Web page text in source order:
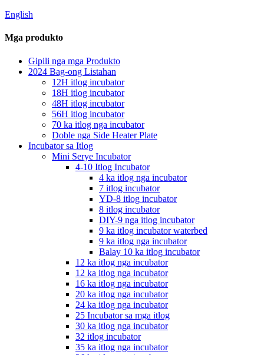
English
Mga produkto
Gipili nga mga Produkto
2024 Bag-ong Listahan
12H itlog incubator
18H itlog incubator
48H itlog incubator
56H itlog incubator
70 ka itlog nga incubator
Doble nga Side Heater Plate
Incubator sa Itlog
Mini Serye Incubator
4-10 Itlog Incubator
4 ka itlog nga incubator
7 itlog incubator
YD-8 itlog incubator
8 itlog incubator
DIY-9 nga itlog incubator
9 ka itlog incubator waterbed
9 ka itlog nga incubator
Balay 10 ka itlog incubator
12 ka itlog nga incubator
12 ka itlog nga incubator
16 ka itlog nga incubator
20 ka itlog nga incubator
24 ka itlog nga incubator
25 Incubator sa mga itlog
30 ka itlog nga incubator
32 itlog incubator
35 ka itlog nga incubator